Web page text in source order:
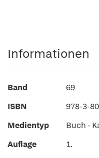
Informationen
Band
69
ISBN
978-3-
Medientyp
Buch -
Auflage
1.